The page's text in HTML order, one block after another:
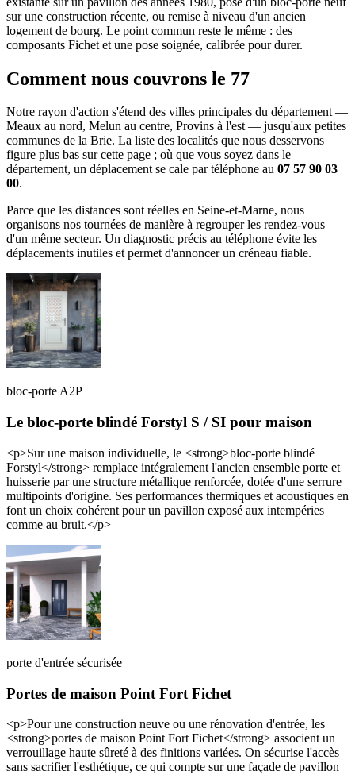
sur une construction récente, ou remise à niveau d'un ancien
logement de bourg. Le point commun reste le même : des
composants Fichet et une pose soignée, calibrée pour durer.
Comment nous couvrons le 77
Notre rayon d'action s'étend des villes principales du département —
Meaux au nord, Melun au centre, Provins à l'est — jusqu'aux petites
communes de la Brie. La liste des localités que nous desservons
figure plus bas sur cette page ; où que vous soyez dans le
département, un déplacement se cale par téléphone au 07 57 90 03
00.
Parce que les distances sont réelles en Seine-et-Marne, nous
organisons nos tournées de manière à regrouper les rendez-vous
d'un même secteur. Un diagnostic précis au téléphone évite les
déplacements inutiles et permet d'annoncer un créneau fiable.
bloc-porte A2P
Le bloc-porte blindé Forstyl S / SI pour maison
<p>Sur une maison individuelle, le <strong>bloc-porte blindé
Forstyl</strong> remplace intégralement l'ancien ensemble porte et
huisserie par une structure métallique renforcée, dotée d'une serrure
multipoints d'origine. Ses performances thermiques et acoustiques en
font un choix cohérent pour un pavillon exposé aux intempéries
comme au bruit.</p>
porte d'entrée sécurisée
Portes de maison Point Fort Fichet
<p>Pour une construction neuve ou une rénovation d'entrée, les
<strong>portes de maison Point Fort Fichet</strong> associent un
verrouillage haute sûreté à des finitions variées. On sécurise l'accès
sans sacrifier l'esthétique, ce qui compte sur une façade de pavillon